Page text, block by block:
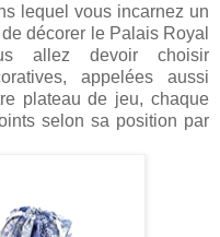
lequel vous incarnez un
décorer le Palais Royal
allez devoir choisir
appelées aussi
plateau de jeu, chaque
selon sa position par